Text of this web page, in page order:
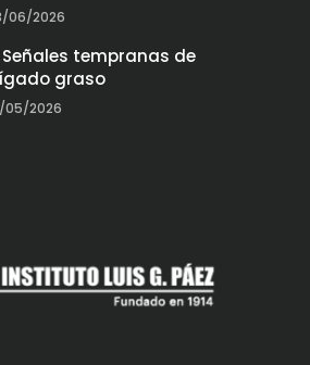
06/2026
Señales tempranas de
graso
05/2026